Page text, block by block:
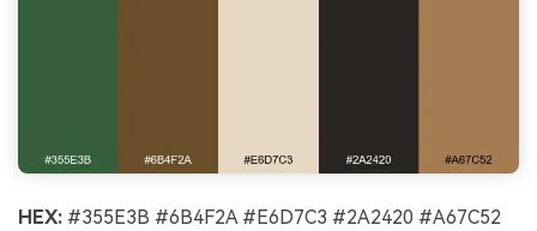
HEX: #355E3B #6B4F2A #E6D7C3 #2A2420 #A67C52